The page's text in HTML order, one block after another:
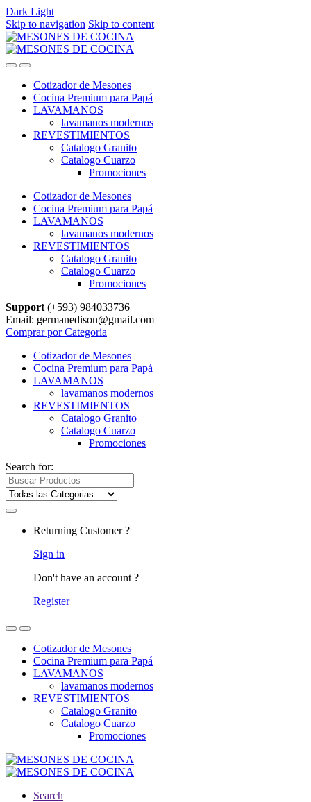
Dark Light
Skip to navigation Skip to content
Cotizador de Mesones
Cocina Premium para Papá
LAVAMANOS
lavamanos modernos
REVESTIMIENTOS
Catalogo Granito
Catalogo Cuarzo
Promociones
Cotizador de Mesones
Cocina Premium para Papá
LAVAMANOS
lavamanos modernos
REVESTIMIENTOS
Catalogo Granito
Catalogo Cuarzo
Promociones
Support (+593) 984033736
Email: germanedison@gmail.com
Comprar por Categoria
Cotizador de Mesones
Cocina Premium para Papá
LAVAMANOS
lavamanos modernos
REVESTIMIENTOS
Catalogo Granito
Catalogo Cuarzo
Promociones
Search for:
Returning Customer ?
Sign in
Don't have an account ?
Register
Cotizador de Mesones
Cocina Premium para Papá
LAVAMANOS
lavamanos modernos
REVESTIMIENTOS
Catalogo Granito
Catalogo Cuarzo
Promociones
Search